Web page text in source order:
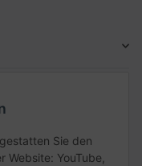
Sie den
Website: YouTube,